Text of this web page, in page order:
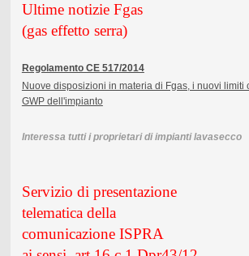
Ultime notizie Fgas
(gas effetto serra)
Regolamento CE 517/2014
Nuove disposizioni in materia di Fgas, i nuovi limiti
GWP dell'impianto
Interessa tutti i proprietari di impianti lavasecco
Servizio di presentazione
telematica della
comunicazione ISPRA